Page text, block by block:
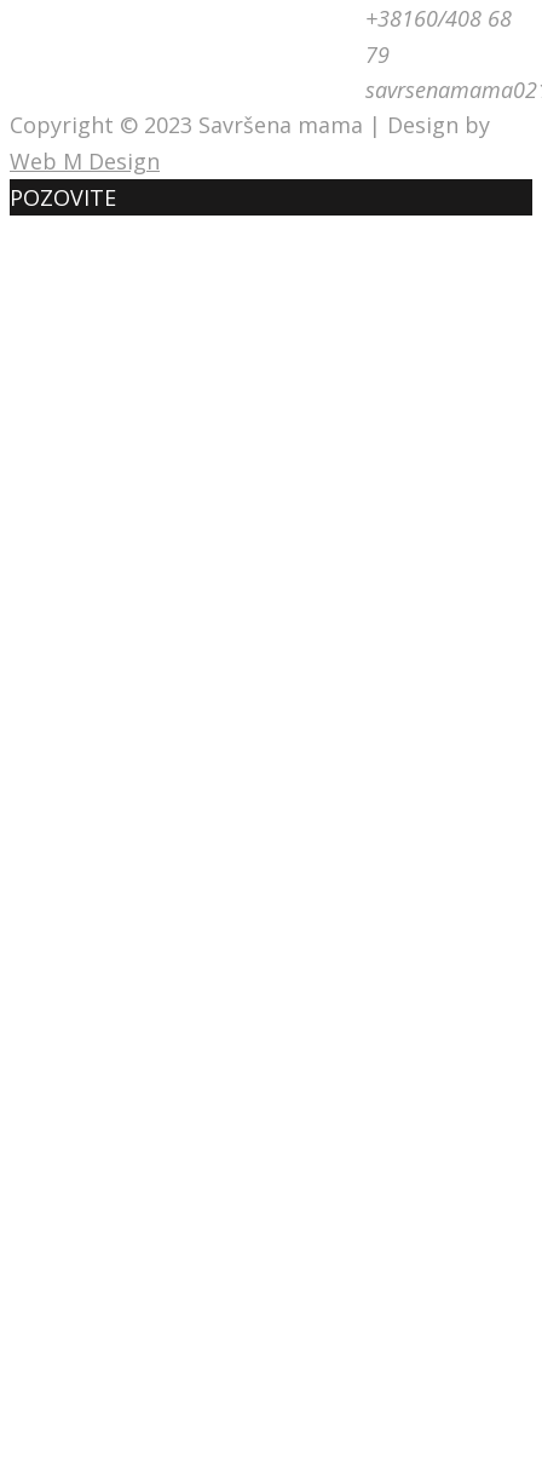
+38160/408 68
79
Copyright © 2023 Savršena mama | Design by
Web M Design
POZOVITE